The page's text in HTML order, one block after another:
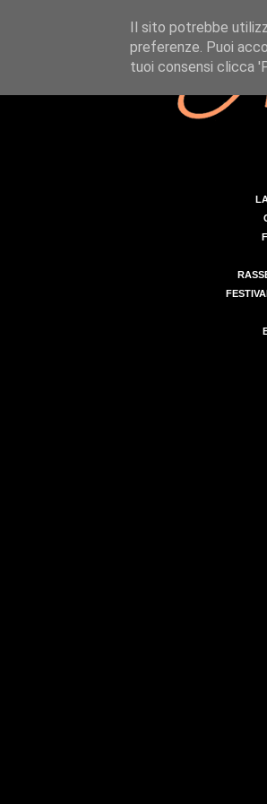
Il sito potrebbe
preferenze. Puoi
tuoi consensi clicca